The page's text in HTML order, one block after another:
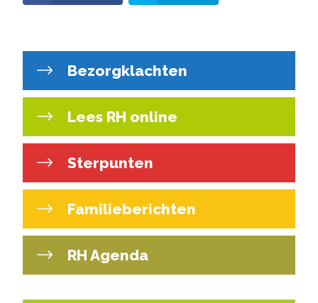
Bezorgklachten
Lees RH online
Sterpunten
Familieberichten
RH Agenda